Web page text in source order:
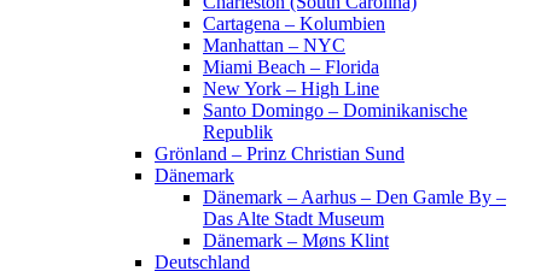
Cartagena – Kolumbien
Manhattan – NYC
Miami Beach – Florida
New York – High Line
Santo Domingo – Dominikanische
Republik
Grönland – Prinz Christian Sund
Dänemark
Dänemark – Aarhus – Den Gamle By –
Das Alte Stadt Museum
Dänemark – Møns Klint
Deutschland